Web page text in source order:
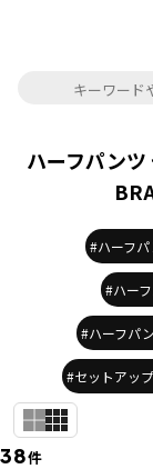
ハーフパン
#ハーフ
#ハー
#ハーフパ
#セットアッ
38件